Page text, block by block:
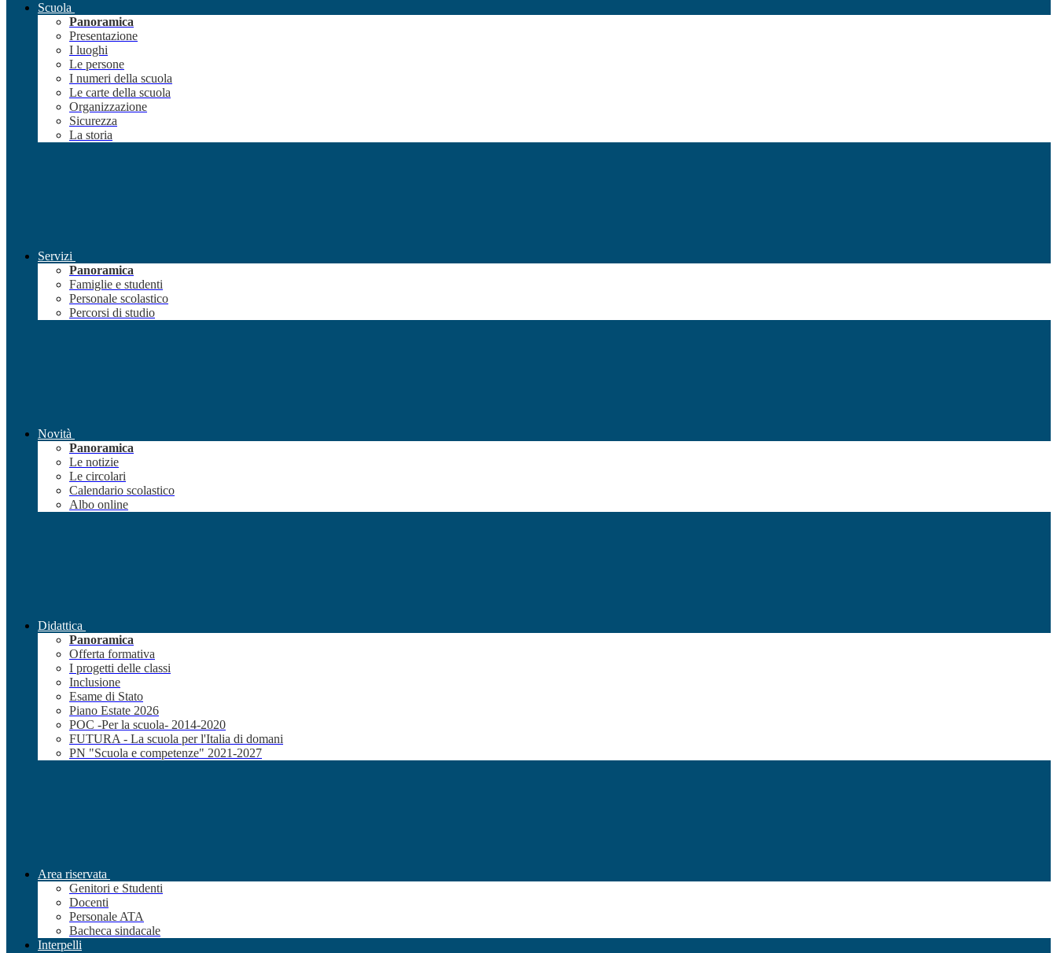
Scuola
Panoramica
Presentazione
I luoghi
Le persone
I numeri della scuola
Le carte della scuola
Organizzazione
Sicurezza
La storia
Servizi
Panoramica
Famiglie e studenti
Personale scolastico
Percorsi di studio
Novità
Panoramica
Le notizie
Le circolari
Calendario scolastico
Albo online
Didattica
Panoramica
Offerta formativa
I progetti delle classi
Inclusione
Esame di Stato
Piano Estate 2026
POC -Per la scuola- 2014-2020
FUTURA - La scuola per l'Italia di domani
PN "Scuola e competenze" 2021-2027
Area riservata
Genitori e Studenti
Docenti
Personale ATA
Bacheca sindacale
Interpelli